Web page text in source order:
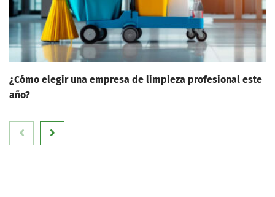
¿Cómo elegir una empresa de limpieza profesional este
año?